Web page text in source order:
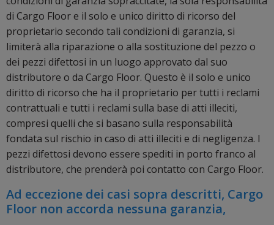
di Cargo Floor e il solo e unico diritto di ricorso del
proprietario secondo tali condizioni di garanzia, si
limiterà alla riparazione o alla sostituzione del pezzo o
dei pezzi difettosi in un luogo approvato dal suo
distributore o da Cargo Floor. Questo è il solo e unico
diritto di ricorso che ha il proprietario per tutti i reclami
contrattuali e tutti i reclami sulla base di atti illeciti,
compresi quelli che si basano sulla responsabilità
fondata sul rischio in caso di atti illeciti e di negligenza. I
pezzi difettosi devono essere spediti in porto franco al
distributore, che prenderà poi contatto con Cargo Floor.
Ad eccezione dei casi sopra descritti, Cargo
Floor non accorda nessuna garanzia,